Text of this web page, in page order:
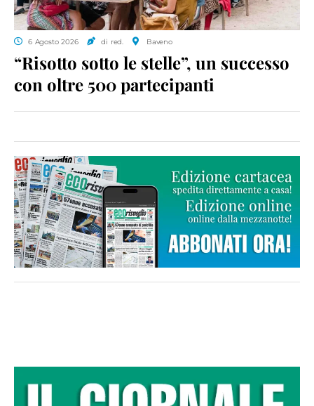
6 Agosto 2026 di red. Baveno
“Risotto sotto le stelle”, un successo
con oltre 500 partecipanti